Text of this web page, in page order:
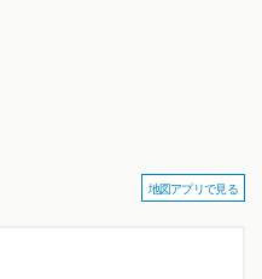
地図アプリで見る